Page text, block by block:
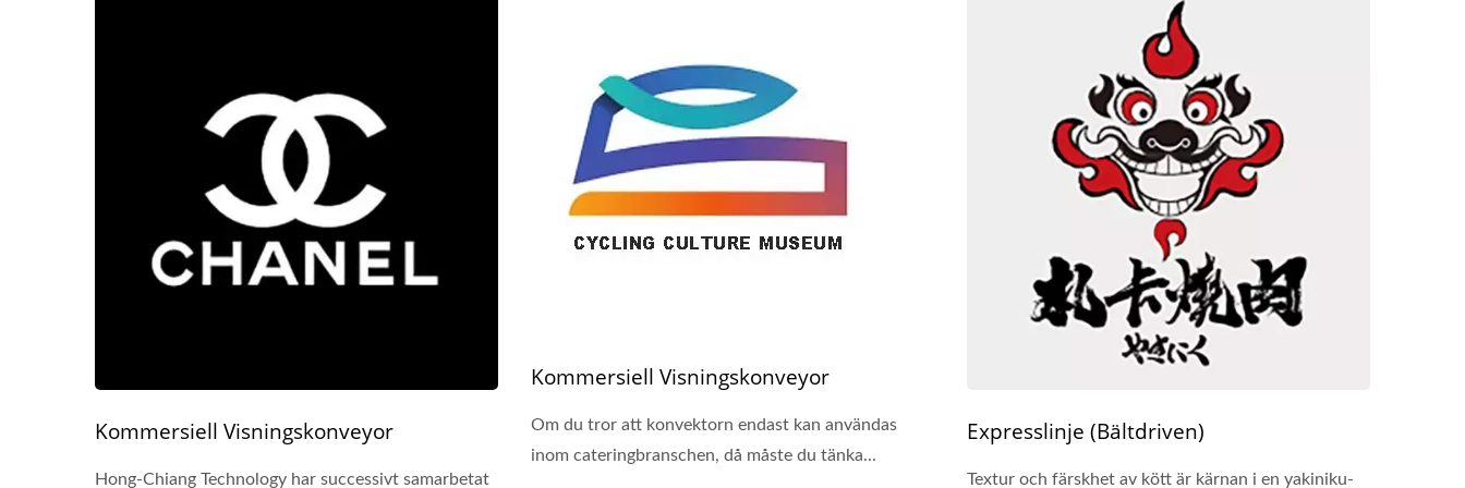
Kommersiell Visningskonveyor
Hong-Chiang Technology har successivt samarbetat
Kommersiell Visningskonveyor
Om du tror att konvektorn endast kan användas
inom cateringbranschen, då måste du tänka...
Expresslinje (Bältdriven)
Textur och färskhet av kött är kärnan i en yakiniku-